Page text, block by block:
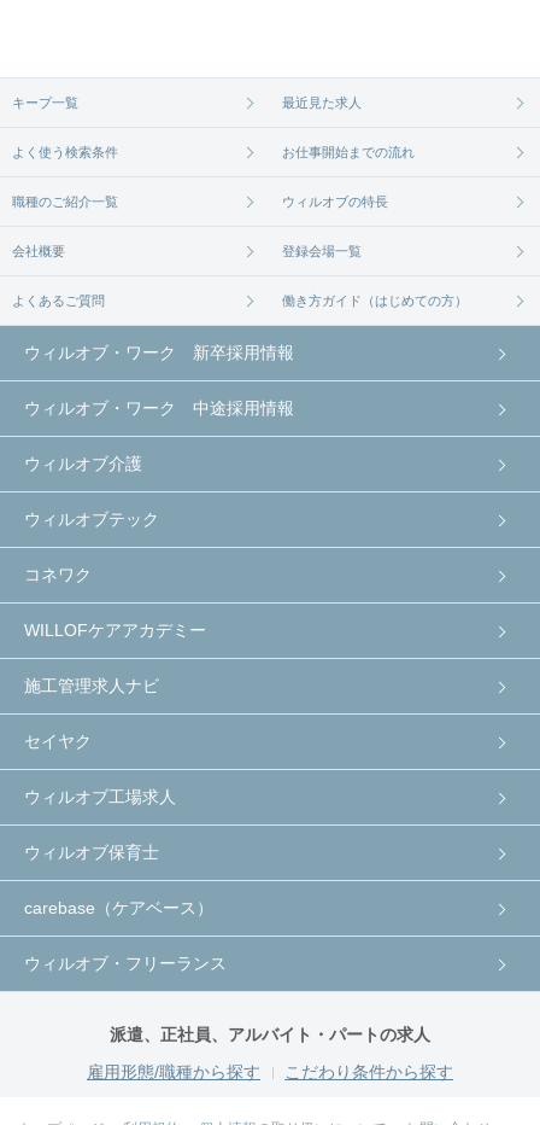
無料相談の登録はコチラから
キープ一覧 最近見た求人
よく使う検索条件 お仕事開始までの流れ
職種のご紹介一覧 ウィルオブの特長
会社概要 登録会場一覧
よくあるご質問 働き方ガイド（はじめての方）
ウィルオブ・ワーク 新卒採用情報
ウィルオブ・ワーク 中途採用情報
ウィルオブ介護
ウィルオブテック
コネワク
WILLOFケアアカデミー
施工管理求人ナビ
セイヤク
ウィルオブ工場求人
ウィルオブ保育士
carebase（ケアベース）
ウィルオブ・フリーランス
派遣、正社員、アルバイト・パートの求人
雇用形態/職種から探す
こだわり条件から探す